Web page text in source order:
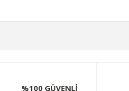
%100 GÜVENLİ